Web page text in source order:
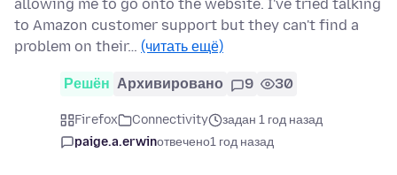
allowing me to go onto the website. I've tried talking
to Amazon customer support but they can't find a
problem on their… (читать ещё)
Решён Архивировано 9 30
Firefox Connectivity
задан 1 год назад
paige.a.erwinотвечено1 год назад